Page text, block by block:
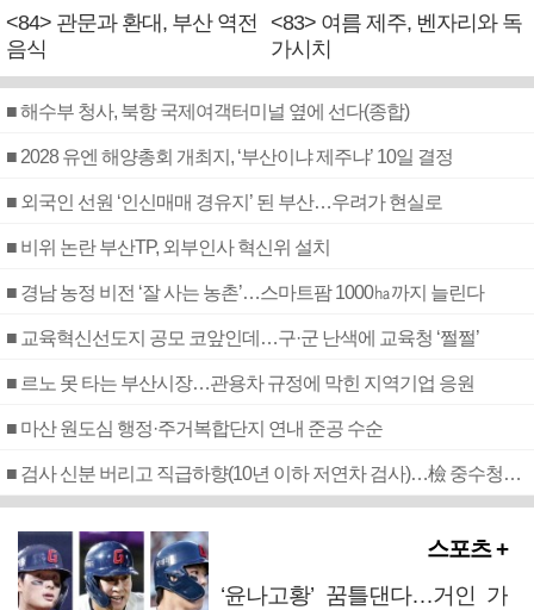
<84> 관문과 환대, 부산 역전
음식
<83> 여름 제주, 벤자리와 독
가시치
■ 해수부 청사, 북항 국제여객터미널 옆에 선다(종합)
■ 2028 유엔 해양총회 개최지, ‘부산이냐 제주냐’ 10일 결정
■ 외국인 선원 ‘인신매매 경유지’ 된 부산…우려가 현실로
■ 비위 논란 부산TP, 외부인사 혁신위 설치
■ 경남 농정 비전 ‘잘 사는 농촌’…스마트팜 1000㏊까지 늘린다
■ 교육혁신선도지 공모 코앞인데…구·군 난색에 교육청 ‘쩔쩔’
■ 르노 못 타는 부산시장…관용차 규정에 막힌 지역기업 응원
■ 마산 원도심 행정·주거복합단지 연내 준공 수순
■ 검사 신분 버리고 직급하향(10년 이하 저연차 검사)…檢 중수청행 기피
스포츠 +
‘윤나고황’ 꿈틀댄다…거인 가